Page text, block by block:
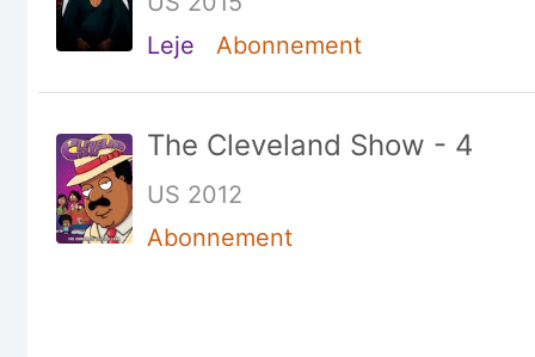
Leje
Abonnement
The Cleveland Show - 4
US 2012
Abonnement